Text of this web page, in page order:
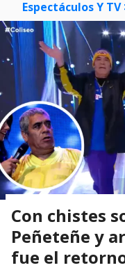
Espectáculos Y TV
Con chistes
Peñeteñe y
fue el